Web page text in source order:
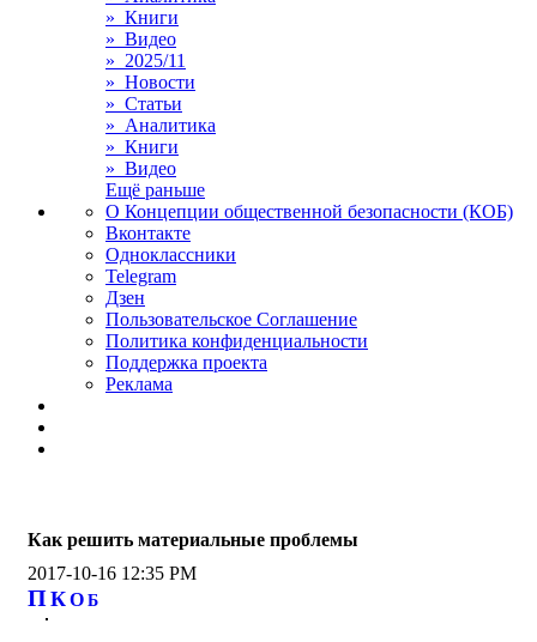
» Книги
» Видео
» 2025/11
» Новости
» Статьи
» Аналитика
» Книги
» Видео
Ещё раньше
О Концепции общественной безопасности (КОБ)
Вконтакте
Одноклассники
Telegram
Дзен
Пользовательское Соглашение
Политика конфиденциальности
Поддержка проекта
Реклама
Как решить материальные проблемы
2017-10-16 12:35 PM
ПКО Б